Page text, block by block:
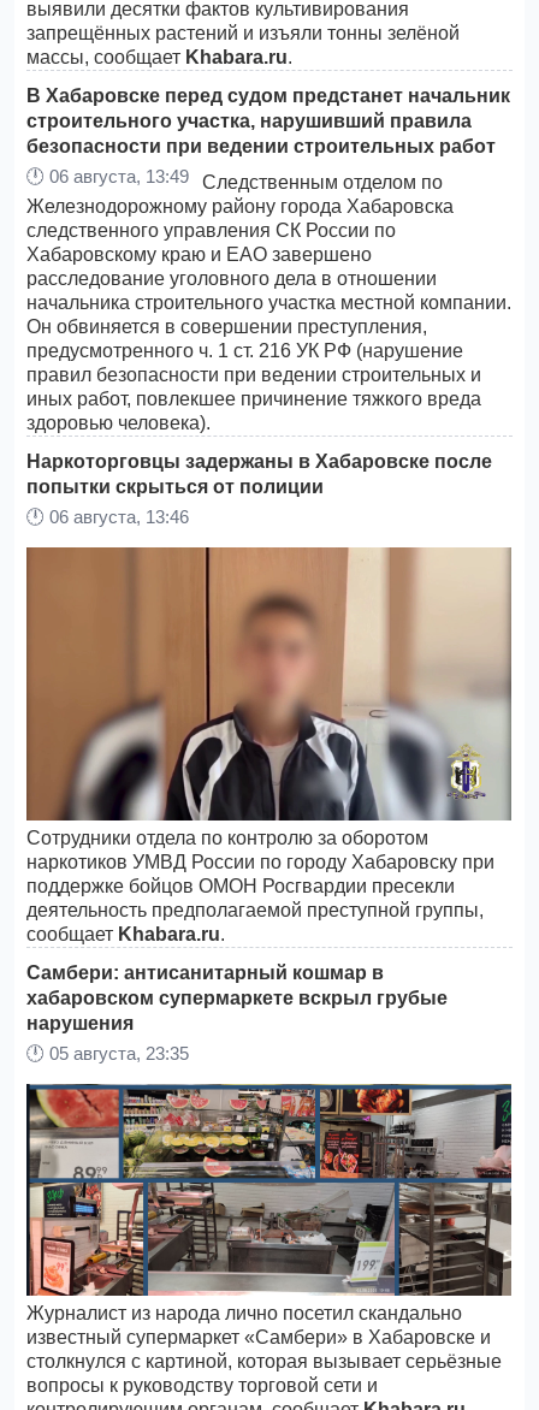
выявили десятки фактов культивирования
запрещённых растений и изъяли тонны зелёной
массы, сообщает Khabara.ru.
В Хабаровске перед судом предстанет начальник
строительного участка, нарушивший правила
безопасности при ведении строительных работ
🕛06 августа, 13:49
Следственным отделом по
Железнодорожному району города Хабаровска
следственного управления СК России по
Хабаровскому краю и ЕАО завершено
расследование уголовного дела в отношении
начальника строительного участка местной компании.
Он обвиняется в совершении преступления,
предусмотренного ч. 1 ст. 216 УК РФ (нарушение
правил безопасности при ведении строительных и
иных работ, повлекшее причинение тяжкого вреда
здоровью человека).
Наркоторговцы задержаны в Хабаровске после
попытки скрыться от полиции
🕛06 августа, 13:46
Сотрудники отдела по контролю за оборотом
наркотиков УМВД России по городу Хабаровску при
поддержке бойцов ОМОН Росгвардии пресекли
деятельность предполагаемой преступной группы,
сообщает Khabara.ru.
Самбери: антисанитарный кошмар в
хабаровском супермаркете вскрыл грубые
нарушения
🕛05 августа, 23:35
Журналист из народа лично посетил скандально
известный супермаркет «Самбери» в Хабаровске и
столкнулся с картиной, которая вызывает серьёзные
вопросы к руководству торговой сети и